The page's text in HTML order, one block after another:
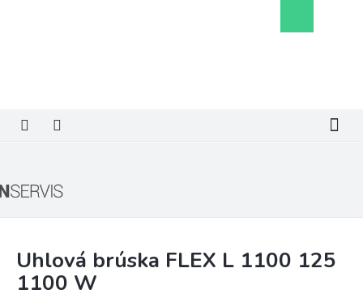
košík
Uhlová brúska FLEX L 1100 125
1100 W